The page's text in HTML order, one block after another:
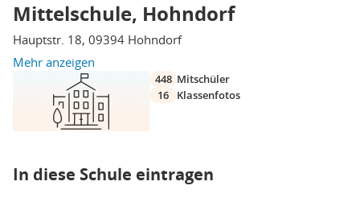
Mittelschule, Hohndorf
Hauptstr. 18, 09394 Hohndorf
Mehr anzeigen
448 Mitschüler
16
Klassenfotos
In diese Schule eintragen